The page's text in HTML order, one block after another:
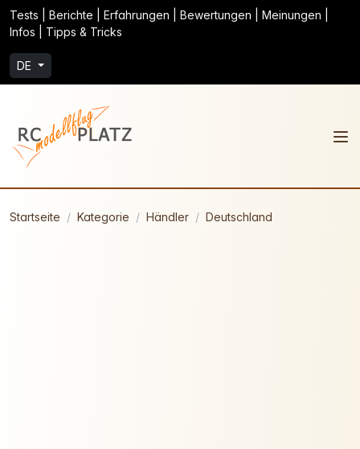
Tests | Berichte | Erfahrungen | Bewertungen | Meinungen |
Infos | Tipps & Tricks
DE
Startseite Kategorie Händler Deutschland